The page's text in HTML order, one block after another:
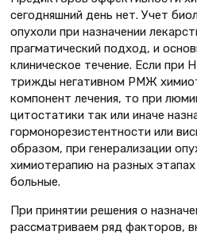
сегодняшний день нет. Учет
опухоли при назначении
прагматический подход, и
клиническое течение. Если при
трижды негативном РМЖ
компонент лечения, то при
цитостатики так или иначе
гормонорезистентности или
образом, при генерализации
химиотерапию на разных
больные.
При принятии решения о
рассматриваем ряд факторов,